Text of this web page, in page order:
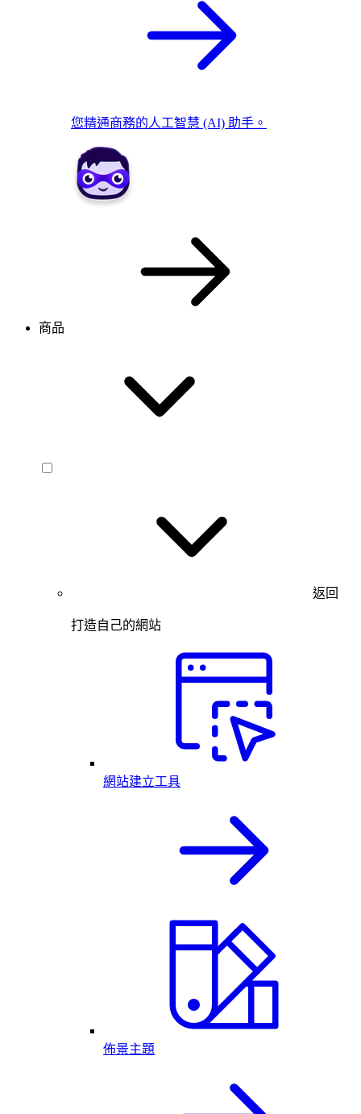
您精通商務的人工智慧 (AI) 助手。
商品
返回
打造自己的網站
網站建立工具
佈景主題